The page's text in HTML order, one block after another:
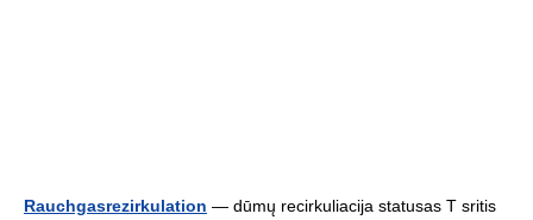
Rauchgasrezirkulation — dūmų recirkuliacija statusas T sritis